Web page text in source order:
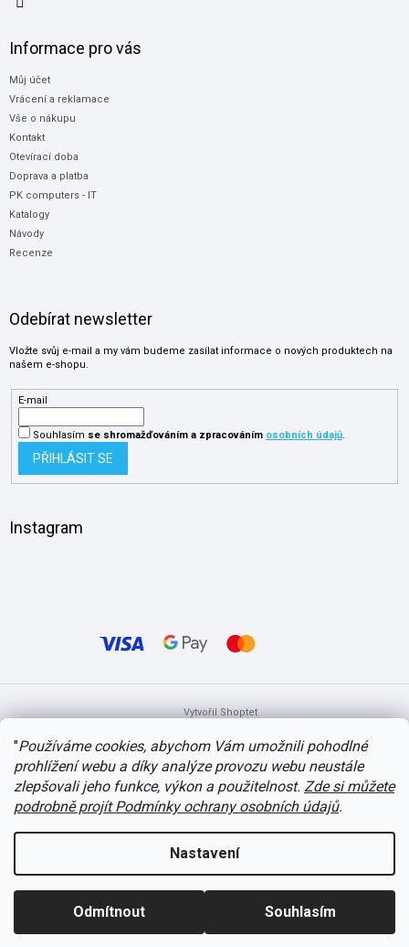
"Používáme cookies, abychom Vám umožnili pohodlné
prohlížení webu a díky analýze provozu webu neustále
zlepšovali jeho funkce, výkon a použitelnost. Zde si můžete
podrobně projít Podmínky ochrany osobních údajů.
Nastavení
Odmítnout Souhlasím
Informace pro vás
Můj účet
Vrácení a reklamace
Vše o nákupu
Kontakt
Otevírací doba
Doprava a platba
PK computers - IT
Katalogy
Návody
Recenze
Odebírat newsletter
Vložte svůj e-mail a my vám budeme zasílat informace o nových produktech na
našem e-shopu.
E-mail
Souhlasím se shromažďováníma zpracováním osobních údajů.
PŘIHLÁSIT SE
Instagram
Vytvořil Shoptet
Copyright 2026itvlaky.cz. Všechna práva vyhrazena.Upravit nastavení
cookies